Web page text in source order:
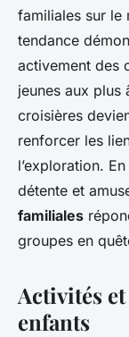
familiales sur le
tendance
activement des
jeunes aux plus
croisières
renforcer les
l’exploration.
détente et
familiales
groupes en
Activités
enfants